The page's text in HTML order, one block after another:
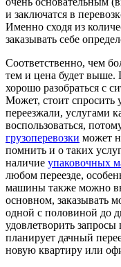
и заключатся в
Именно сходя из
заказывать себе
Соответственно, чем
тем и цена будет выше.
хорошо разобраться с
Может, стоит спросить
переезжали, услугами
воспользоваться,
грузоперевозки может
помнить и о таких
наличие упаковочных
любом переезде,
машины также можно
основном, заказывать
одной с половиной до
удовлетворить
планирует дачный
новую квартиру или